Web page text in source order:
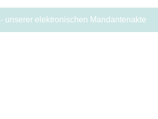
unserer elektronischen Mandantenakte